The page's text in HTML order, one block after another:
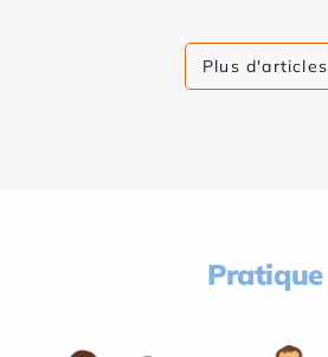
Plus d'articles
Pratique